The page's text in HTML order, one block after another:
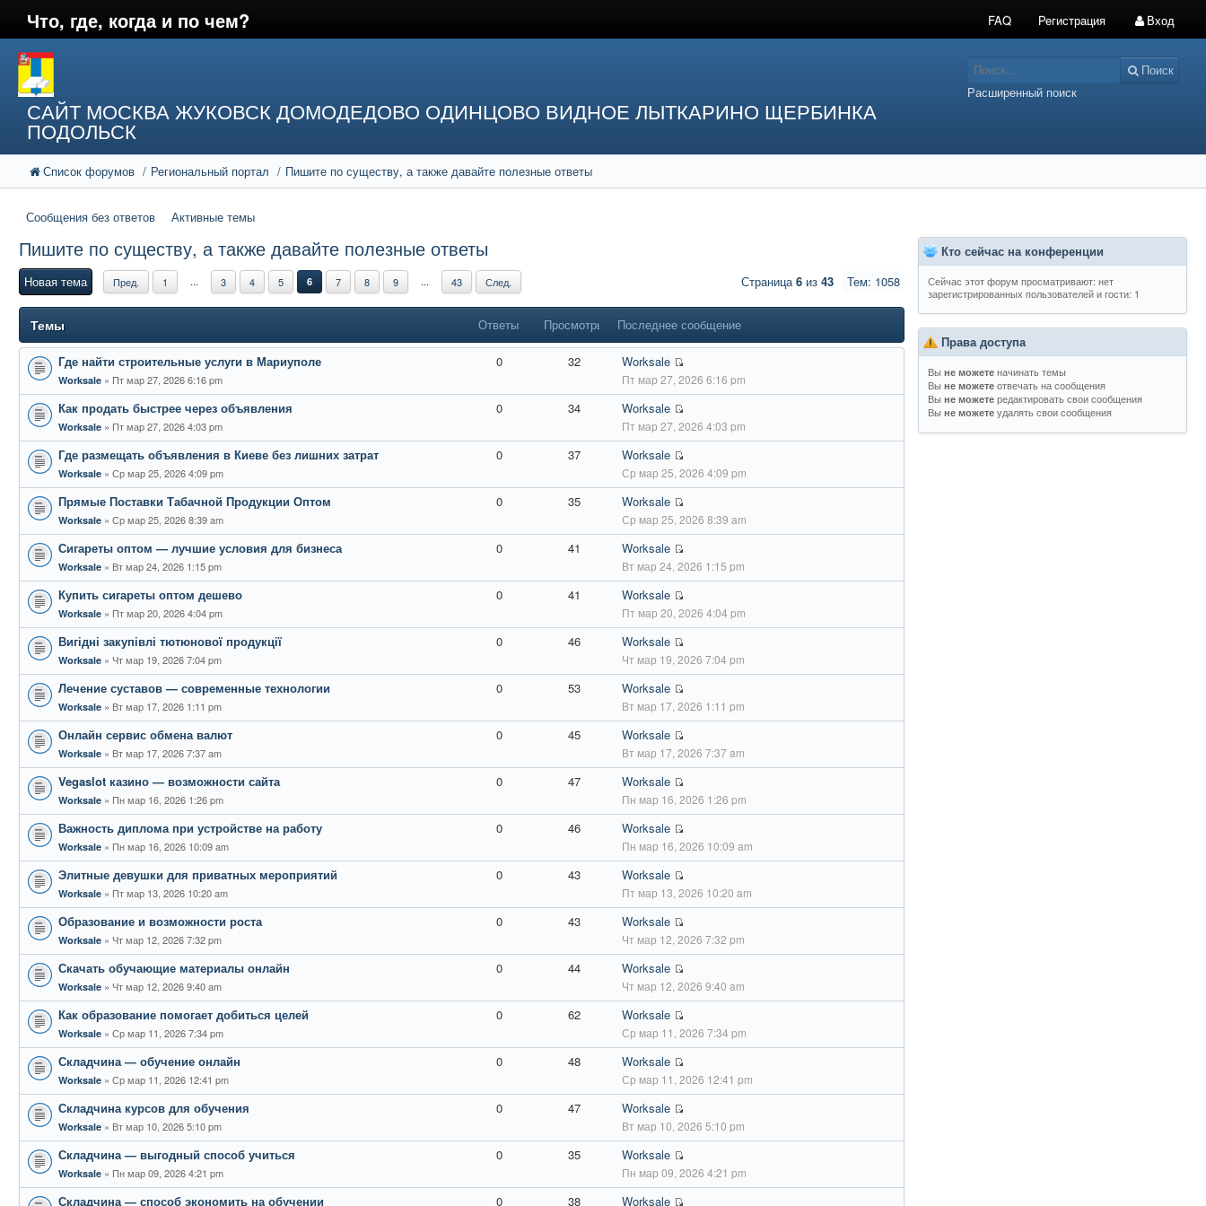
Что, где, когда и по чем? FAQ Регистрация Вход
САЙТ МОСКВА ЖУКОВСК ДОМОДЕДОВО ОДИНЦОВО ВИДНОЕ ЛЫТКАРИНО ЩЕРБИНКА
ПОДОЛЬСК
Поиск
Расширенный поиск
Список форумов Региональный портал Пишите по существу, а также давайте полезные ответы
Сообщения без ответов Активные темы
Пишите по существу, а также давайте полезные ответы
Новая тема Тем: 1058
Пред. 1 ... 3 4 5 6 7 8 9 ... 43 След. Страница6 из 43
Темы Ответы Просмотры Последнее сообщение
Где найти строительные услуги в Мариуполе
Worksale Пт мар 27, 2026 6:16 pm
0 32 Worksale
Пт мар 27, 2026 6:16 pm
Как продать быстрее через объявления
Worksale Пт мар 27, 2026 4:03 pm
0 34 Worksale
Пт мар 27, 2026 4:03 pm
Где размещать объявления в Киеве без лишних затрат
Worksale Ср мар 25, 2026 4:09 pm
0 37 Worksale
Ср мар 25, 2026 4:09 pm
Прямые Поставки Табачной Продукции Оптом
Worksale Ср мар 25, 2026 8:39 am
0 35 Worksale
Ср мар 25, 2026 8:39 am
Сигареты оптом — лучшие условия для бизнеса
Worksale Вт мар 24, 2026 1:15 pm
0 41 Worksale
Вт мар 24, 2026 1:15 pm
Купить сигареты оптом дешево
Worksale Пт мар 20, 2026 4:04 pm
0 41 Worksale
Пт мар 20, 2026 4:04 pm
Вигідні закупівлі тютюнової продукції
Worksale Чт мар 19, 2026 7:04 pm
0 46 Worksale
Чт мар 19, 2026 7:04 pm
Лечение суставов — современные технологии
Worksale Вт мар 17, 2026 1:11 pm
0 53 Worksale
Вт мар 17, 2026 1:11 pm
Онлайн сервис обмена валют
Worksale Вт мар 17, 2026 7:37 am
0 45 Worksale
Вт мар 17, 2026 7:37 am
Vegaslot казино — возможности сайта
Worksale Пн мар 16, 2026 1:26 pm
0 47 Worksale
Пн мар 16, 2026 1:26 pm
Важность диплома при устройстве на работу
Worksale Пн мар 16, 2026 10:09 am
0 46 Worksale
Пн мар 16, 2026 10:09 am
Элитные девушки для приватных мероприятий
Worksale Пт мар 13, 2026 10:20 am
0 43 Worksale
Пт мар 13, 2026 10:20 am
Образование и возможности роста
Worksale Чт мар 12, 2026 7:32 pm
0 43 Worksale
Чт мар 12, 2026 7:32 pm
Скачать обучающие материалы онлайн
Worksale Чт мар 12, 2026 9:40 am
0 44 Worksale
Чт мар 12, 2026 9:40 am
Как образование помогает добиться целей
Worksale Ср мар 11, 2026 7:34 pm
0 62 Worksale
Ср мар 11, 2026 7:34 pm
Складчина — обучение онлайн
Worksale Ср мар 11, 2026 12:41 pm
0 48 Worksale
Ср мар 11, 2026 12:41 pm
Складчина курсов для обучения
Worksale Вт мар 10, 2026 5:10 pm
0 47 Worksale
Вт мар 10, 2026 5:10 pm
Складчина — выгодный способ учиться
Worksale Пн мар 09, 2026 4:21 pm
0 35 Worksale
Пн мар 09, 2026 4:21 pm
Складчина — способ экономить на обучении 0 38 Worksale
Кто сейчас на конференции
Сейчас этот форум просматривают: нет
зарегистрированных пользователей и гости: 1
Права доступа
Вы не можете начинать темы
Вы не можете отвечать на сообщения
Вы не можете редактировать свои сообщения
Вы не можете удалять свои сообщения